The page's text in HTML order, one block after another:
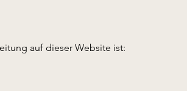
auf dieser Website ist: